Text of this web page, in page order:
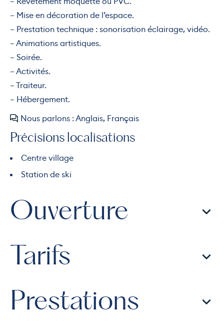
– Mise en décoration de l’espace.
– Prestation technique : sonorisation éclairage, vidéo.
– Animations artistiques.
– Soirée.
– Activités.
– Traiteur.
– Hébergement.
Nous parlons : Anglais, Français
Précisions localisations
Centre village
Station de ski
Ouverture
Tarifs
Prestations